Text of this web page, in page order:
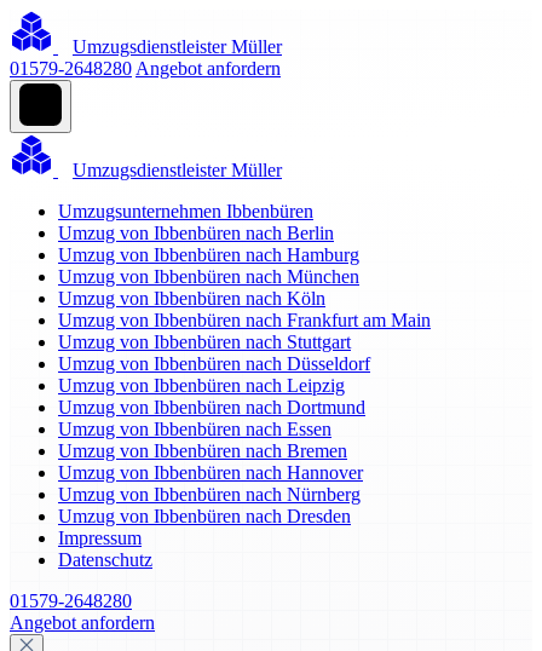
Umzugsdienstleister Müller
01579-2648280 Angebot anfordern
Umzugsdienstleister Müller
Umzugsunternehmen Ibbenbüren
Umzug von Ibbenbüren nach Berlin
Umzug von Ibbenbüren nach Hamburg
Umzug von Ibbenbüren nach München
Umzug von Ibbenbüren nach Köln
Umzug von Ibbenbüren nach Frankfurt am Main
Umzug von Ibbenbüren nach Stuttgart
Umzug von Ibbenbüren nach Düsseldorf
Umzug von Ibbenbüren nach Leipzig
Umzug von Ibbenbüren nach Dortmund
Umzug von Ibbenbüren nach Essen
Umzug von Ibbenbüren nach Bremen
Umzug von Ibbenbüren nach Hannover
Umzug von Ibbenbüren nach Nürnberg
Umzug von Ibbenbüren nach Dresden
Impressum
Datenschutz
01579-2648280
Angebot anfordern